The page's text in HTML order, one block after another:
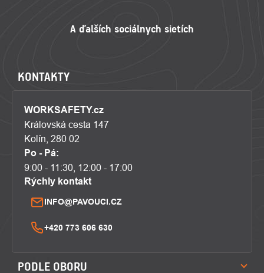
KONTAKTY
WORKSAFETY.cz
Královská cesta 147
Kolín, 280 02
Po - Pá:
9:00 - 11:30, 12:00 - 17:00
Rýchly kontakt
INFO@PAVOUCI.CZ
+420 773 606 630
PODLE OBORU